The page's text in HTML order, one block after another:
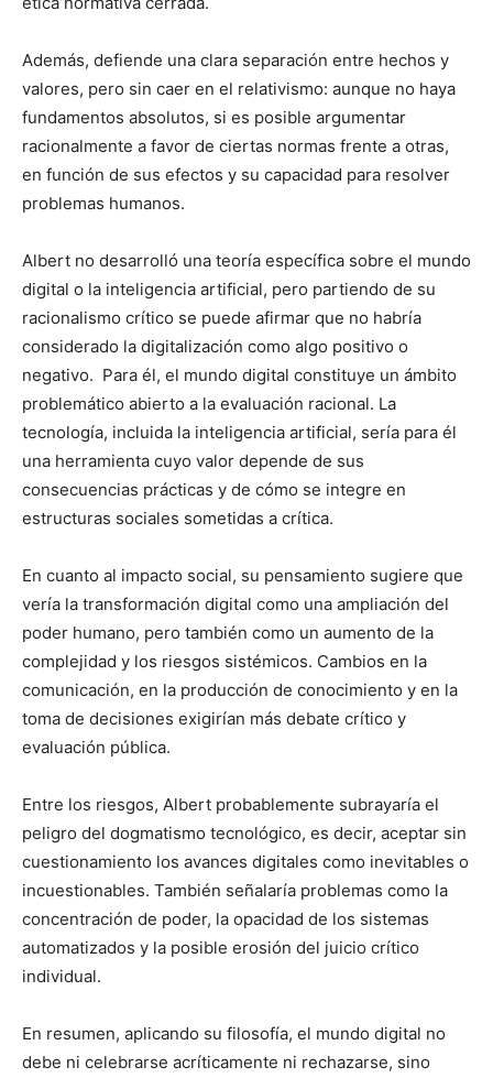
Además, defiende una clara separación entre hechos y
valores, pero sin caer en el relativismo: aunque no haya
fundamentos absolutos, si es posible argumentar
racionalmente a favor de ciertas normas frente a otras,
en función de sus efectos y su capacidad para resolver
problemas humanos.
Albert no desarrolló una teoría específica sobre el mundo
digital o la inteligencia artificial, pero partiendo de su
racionalismo crítico se puede afirmar que no habría
considerado la digitalización como algo positivo o
negativo. Para él, el mundo digital constituye un ámbito
problemático abierto a la evaluación racional. La
tecnología, incluida la inteligencia artificial, sería para él
una herramienta cuyo valor depende de sus
consecuencias prácticas y de cómo se integre en
estructuras sociales sometidas a crítica.
En cuanto al impacto social, su pensamiento sugiere que
vería la transformación digital como una ampliación del
poder humano, pero también como un aumento de la
complejidad y los riesgos sistémicos. Cambios en la
comunicación, en la producción de conocimiento y en la
toma de decisiones exigirían más debate crítico y
evaluación pública.
Entre los riesgos, Albert probablemente subrayaría el
peligro del dogmatismo tecnológico, es decir, aceptar sin
cuestionamiento los avances digitales como inevitables o
incuestionables. También señalaría problemas como la
concentración de poder, la opacidad de los sistemas
automatizados y la posible erosión del juicio crítico
individual.
En resumen, aplicando su filosofía, el mundo digital no
debe ni celebrarse acríticamente ni rechazarse, sino